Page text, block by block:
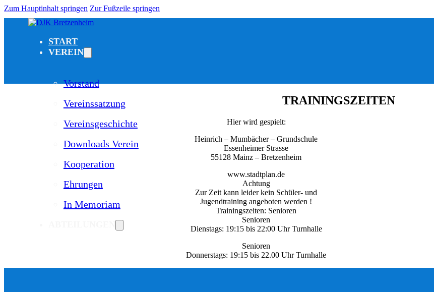
Zum Hauptinhalt springen Zur Fußzeile springen
START
VEREIN
Vorstand
Vereinssatzung
Vereinsgeschichte
Downloads Verein
Kooperation
Ehrungen
In Memoriam
TRAININGSZEITEN
Hier wird gespielt:
Heinrich – Mumbächer – Grundschule
Essenheimer Strasse
55128 Mainz – Bretzenheim
www.stadtplan.de
Achtung
Zur Zeit kann leider kein Schüler- und
Jugendtraining angeboten werden !
Trainingszeiten: Senioren
Senioren
Dienstags: 19:15 bis 22:00 Uhr Turnhalle
Senioren
Donnerstags: 19:15 bis 22.00 Uhr Turnhalle